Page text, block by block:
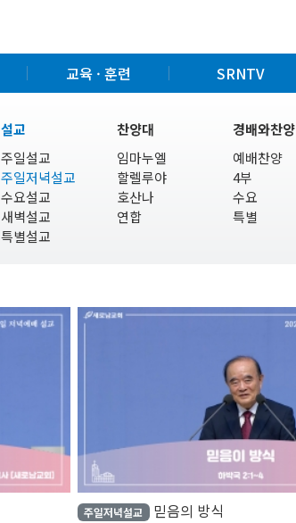
교육 · 훈련 SRNTV
설교
주일설교
주일저녁설교
수요설교
새벽설교
특별설교
찬양대
임마누엘
할렐루야
호산나
연합
경배와찬양
예배찬양
4부
수요
특별
주일저녁설교 믿음의 방식